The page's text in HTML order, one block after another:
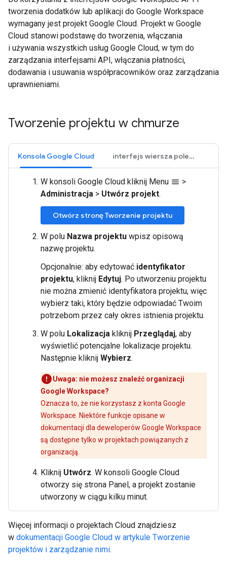
tworzenia dodatków lub aplikacji do Google Workspace
wymagany jest projekt Google Cloud. Projekt w Google
Cloud stanowi podstawę do tworzenia, włączania
i używania wszystkich usług Google Cloud, w tym do
zarządzania interfejsami API, włączania płatności,
dodawania i usuwania współpracowników oraz zarządzania
uprawnieniami.
Tworzenie projektu w chmurze
Konsola Google Cloud interfejs wiersza poleceń gcloud
W konsoli Google Cloud kliknij Menu menu >
Administracja > Utwórz projekt.
Otwórz stronę Tworzenie projektu
W polu Nazwa projektu wpisz opisową
nazwę projektu.
Opcjonalnie: aby edytować identyfikator
projektu, kliknij Edytuj. Po utworzeniu projektu
nie można zmienić identyfikatora projektu, więc
wybierz taki, który będzie odpowiadać Twoim
potrzebom przez cały okres istnienia projektu.
W polu Lokalizacja kliknij Przeglądaj, aby
wyświetlić potencjalne lokalizacje projektu.
Następnie kliknij Wybierz.
Uwaga: nie możesz znaleźć organizacji
Google Workspace?
Oznacza to, że nie korzystasz z konta Google
Workspace. Niektóre funkcje opisane w
dokumentacji dla deweloperów Google Workspace
są dostępne tylko w projektach powiązanych z
organizacją.
Kliknij Utwórz. W konsoli Google Cloud
otworzy się strona Panel, a projekt zostanie
utworzony w ciągu kilku minut.
Więcej informacji o projektach Cloud znajdziesz
w dokumentacji Google Cloud w artykule Tworzenie
projektów i zarządzanie nimi.